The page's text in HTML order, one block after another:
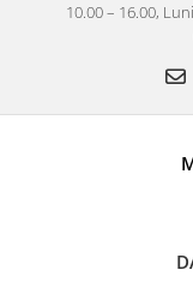
10.00 – 16.00,